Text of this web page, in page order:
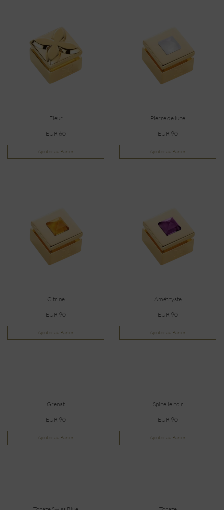
Fleur
EUR 60
Ajouter au Panier
Pierre de lune
EUR 90
Ajouter au Panier
Citrine
EUR 90
Ajouter au Panier
Améthyste
EUR 90
Ajouter au Panier
Grenat
EUR 90
Ajouter au Panier
Spinelle noir
EUR 90
Ajouter au Panier